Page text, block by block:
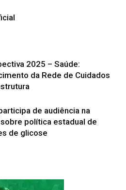
2025 – Saúde:
da Rede de Cuidados
de audiência na
sobre política estadual de
de glicose